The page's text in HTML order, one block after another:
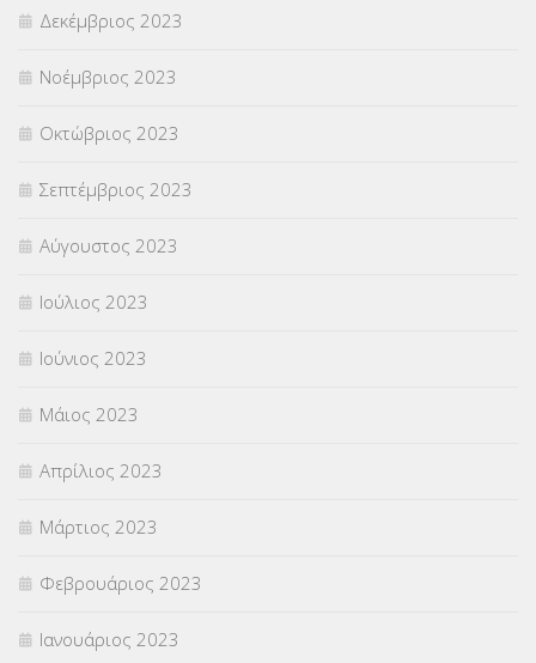
Δεκέμβριος 2023
Νοέμβριος 2023
Οκτώβριος 2023
Σεπτέμβριος 2023
Αύγουστος 2023
Ιούλιος 2023
Ιούνιος 2023
Μάιος 2023
Απρίλιος 2023
Μάρτιος 2023
Φεβρουάριος 2023
Ιανουάριος 2023